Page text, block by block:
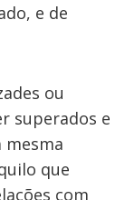
e de
ou
superados e
mesma
que
com